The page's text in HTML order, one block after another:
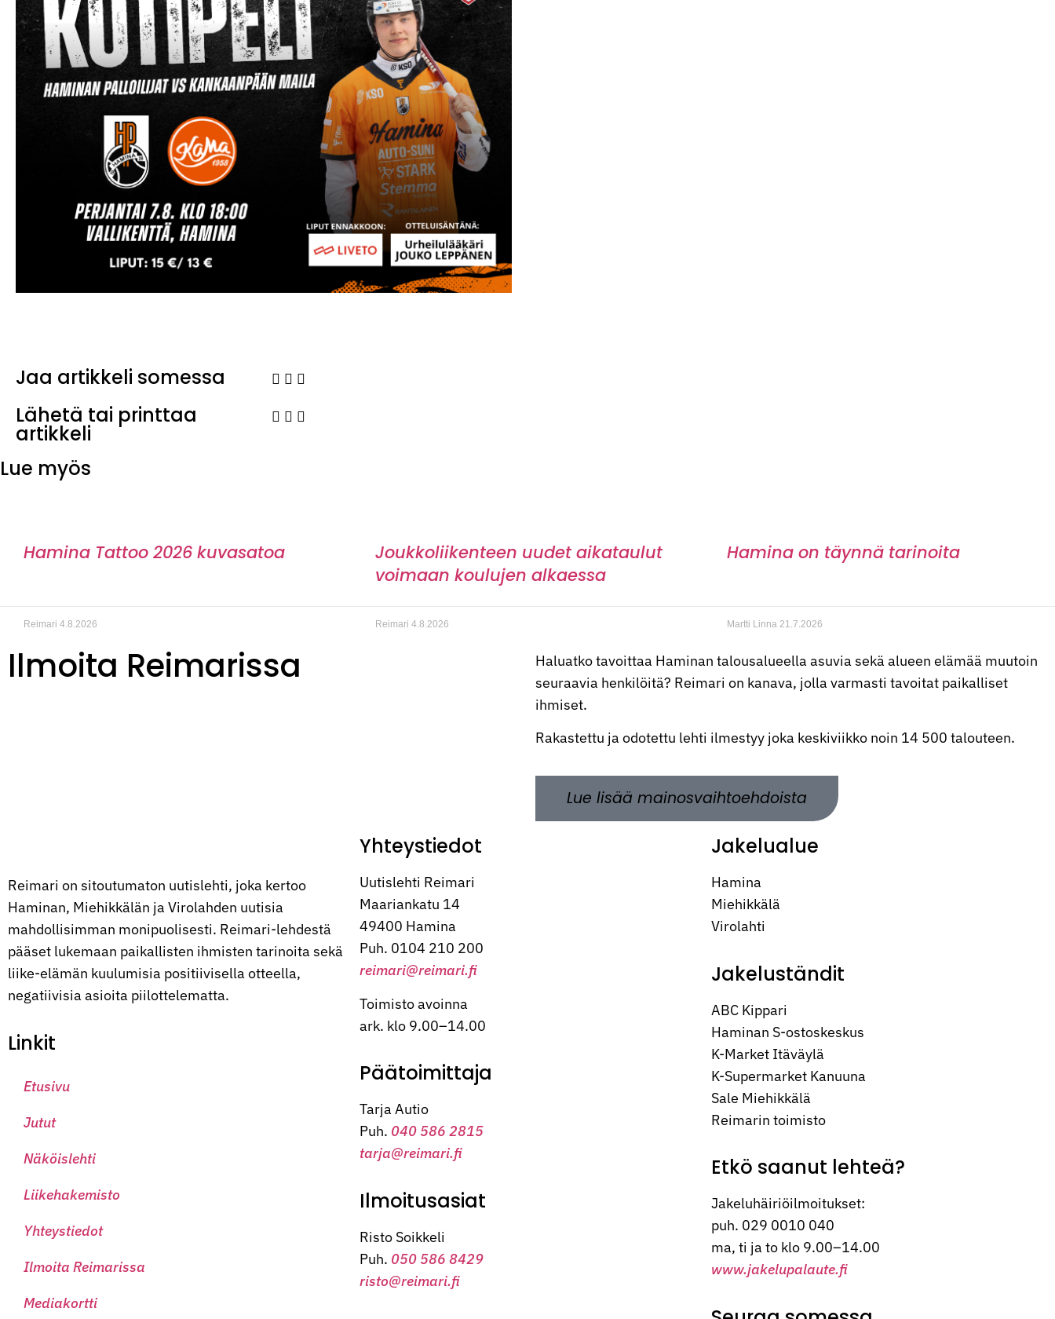
Jaa artikkeli somessa
Lähetä tai printtaa
artikkeli
Lue myös
Hamina Tattoo 2026 kuvasatoa
Reimari 4.8.2026
Joukkoliikenteen uudet aikataulut
voimaan koulujen alkaessa
Reimari 4.8.2026
Hamina on täynnä tarinoita
Martti Linna 21.7.2026
Ilmoita Reimarissa
Haluatko tavoittaa Haminan talousalueella asuvia sekä alueen elämää muutoin
seuraavia henkilöitä? Reimari on kanava, jolla varmasti tavoitat paikalliset
ihmiset.
Rakastettu ja odotettu lehti ilmestyy joka keskiviikko noin 14 500 talouteen.
Lue lisää mainosvaihtoehdoista
Reimari on sitoutumaton uutislehti, joka kertoo
Haminan, Miehikkälän ja Virolahden uutisia
mahdollisimman monipuolisesti. Reimari-lehdestä
pääset lukemaan paikallisten ihmisten tarinoita sekä
liike-elämän kuulumisia positiivisella otteella,
negatiivisia asioita piilottelematta.
Linkit
Etusivu
Jutut
Näköislehti
Liikehakemisto
Yhteystiedot
Ilmoita Reimarissa
Mediakortti
Yhteystiedot
Uutislehti Reimari
Maariankatu 14
49400 Hamina
Puh. 0104 210 200
reimari@reimari.fi
Toimisto avoinna
ark. klo 9.00–14.00
Päätoimittaja
Tarja Autio
Puh. 040 586 2815
tarja@reimari.fi
Ilmoitusasiat
Risto Soikkeli
Puh. 050 586 8429
risto@reimari.fi
Jakelualue
Hamina
Miehikkälä
Virolahti
Jakeluständit
ABC Kippari
Haminan S-ostoskeskus
K-Market Itäväylä
K-Supermarket Kanuuna
Sale Miehikkälä
Reimarin toimisto
Etkö saanut lehteä?
Jakeluhäiriöilmoitukset:
puh. 029 0010 040
ma, ti ja to klo 9.00–14.00
www.jakelupalaute.fi